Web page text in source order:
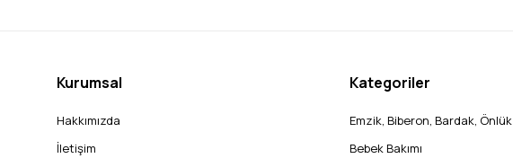
Kurumsal
Hakkımızda
İletişim
Kategoriler
Emzik, Biberon, Bardak, Önlük
Bebek Bakımı